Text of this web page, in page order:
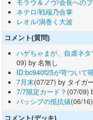
モラウ＆ノヴ/会長への
ネテロ/戦端乃合掌
レオル/渦巻く大波
コメント(質問)
ハゲちゃまが、自虐ネ
09) by 名無し
ID:bc940f25が苛ついて
7月末(07/27) by タイガ
7/7限定カード？ (07/09)
パッシブの抵抗値(06/
コメント(デッキ)